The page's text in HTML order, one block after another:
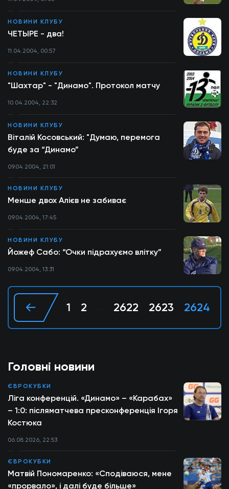
НОВИНИ КЛУБУ
ЧЕТЫРЕ - два!
11.04.2004, 00:57
НОВИНИ КЛУБУ
"Шахтар" - "Динамо". Протокол матчу
10.04.2004, 22:32
НОВИНИ КЛУБУ
Віталій Косовський: "Думаю, перемога
буде за “Динамо”
09.04.2004, 21:01
НОВИНИ КЛУБУ
Менше двох Алієв не забиває
09.04.2004, 17:45
НОВИНИ КЛУБУ
Йожеф Сабо: “Очки підрахуємо влітку”
09.04.2004, 13:31
1 2 2622 2623 2624
Головні новини
ЄВРОКУБКИ
Ліга конференцій. «Динамо» – «Карабах»
– 1:0: післяматчева пресконференція Ігоря
Костюка
06.08.2026, 22:53
ЄВРОКУБКИ
Матвій Пономаренко: «Сподіваюся, мене
«прорвало», і далі буде більше»